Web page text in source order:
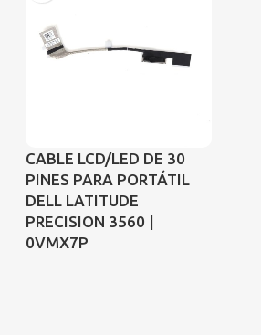
CABLE LCD/LED DE 30
PINES PARA PORTÁTIL
DELL LATITUDE
PRECISION 3560 |
0VMX7P